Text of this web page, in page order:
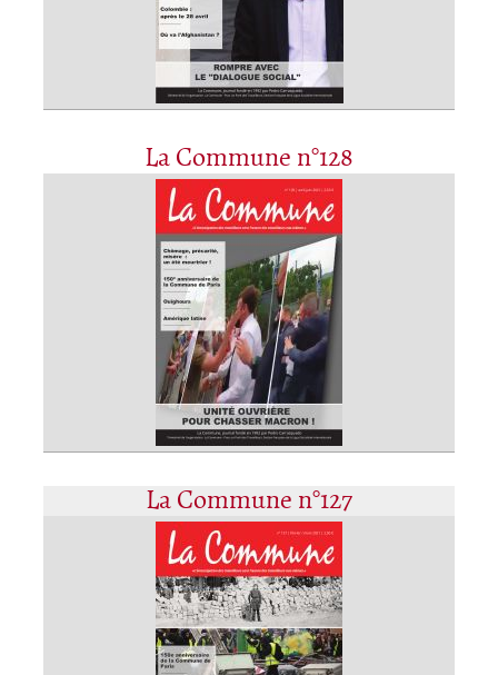
La Commune n°128
La Commune n°127